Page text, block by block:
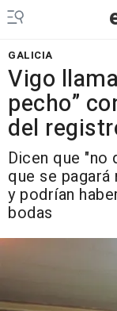
GALICIA
Vigo
pecho”
del
Dicen que "no
que se
y podrían
bodas